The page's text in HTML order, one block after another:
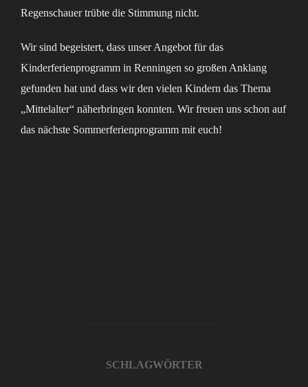
Regenschauer trübte die Stimmung nicht.
Wir sind begeistert, dass unser Angebot für das
Kinderferienprogramm in Renningen so großen Anklang
gefunden hat und dass wir den vielen Kindern das Thema
„Mittelalter“ näherbringen konnten. Wir freuen uns schon auf
das nächste Sommerferienprogramm mit euch!
SCHLAGWÖRTER